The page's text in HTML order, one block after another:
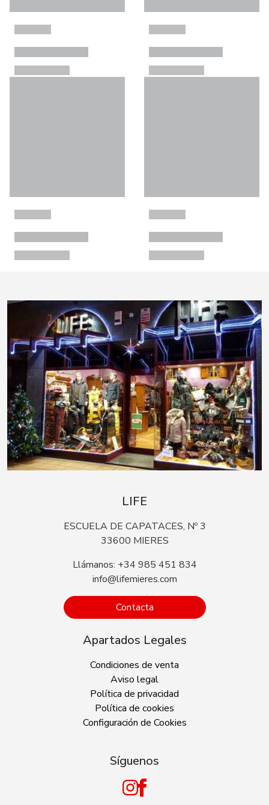
LIFE
ESCUELA DE CAPATACES, Nº 3
33600 MIERES
Llámanos: +34 985 451 834
info@lifemieres.com
Contacta
Apartados Legales
Condiciones de venta
Aviso legal
Política de privacidad
Política de cookies
Configuración de Cookies
Síguenos